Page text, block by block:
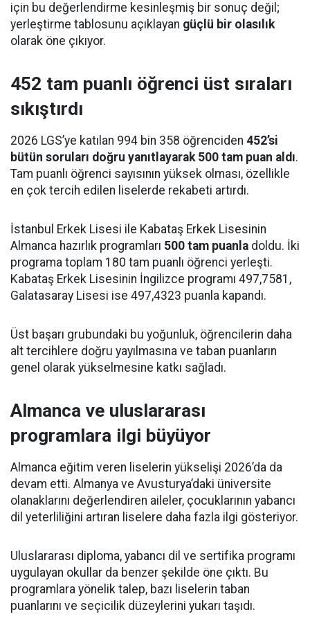
için bu değerlendirme kesinleşmiş bir sonuç değil;
yerleştirme tablosunu açıklayan güçlü bir olasılık
olarak öne çıkıyor.
452 tam puanlı öğrenci üst sıraları
sıkıştırdı
2026 LGS’ye katılan 994 bin 358 öğrenciden 452’si
bütün soruları doğru yanıtlayarak 500 tam puan aldı.
Tam puanlı öğrenci sayısının yüksek olması, özellikle
en çok tercih edilen liselerde rekabeti artırdı.
İstanbul Erkek Lisesi ile Kabataş Erkek Lisesinin
Almanca hazırlık programları 500 tam puanla doldu. İki
programa toplam 180 tam puanlı öğrenci yerleşti.
Kabataş Erkek Lisesinin İngilizce programı 497,7581,
Galatasaray Lisesi ise 497,4323 puanla kapandı.
Üst başarı grubundaki bu yoğunluk, öğrencilerin daha
alt tercihlere doğru yayılmasına ve taban puanların
genel olarak yükselmesine katkı sağladı.
Almanca ve uluslararası
programlara ilgi büyüyor
Almanca eğitim veren liselerin yükselişi 2026’da da
devam etti. Almanya ve Avusturya’daki üniversite
olanaklarını değerlendiren aileler, çocuklarının yabancı
dil yeterliliğini artıran liselere daha fazla ilgi gösteriyor.
Uluslararası diploma, yabancı dil ve sertifika programı
uygulayan okullar da benzer şekilde öne çıktı. Bu
programlara yönelik talep, bazı liselerin taban
puanlarını ve seçicilik düzeylerini yukarı taşıdı.